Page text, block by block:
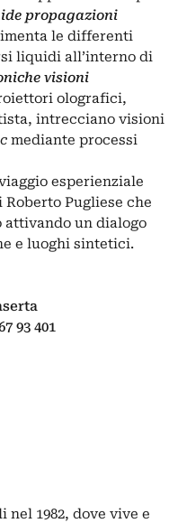
propagazioni
le differenti
liquidi all’interno di
visioni
olografici,
intrecciano visioni
mediante processi
esperienziale
Pugliese che
attivando un dialogo
e luoghi sintetici.
93 401
nel 1982, dove vive e